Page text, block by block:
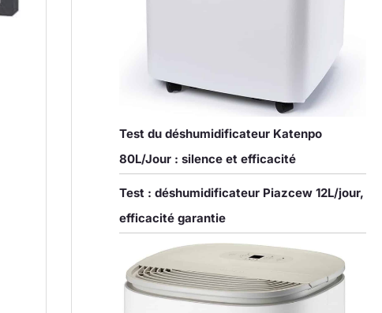
Test du déshumidificateur Katenpo
80L/Jour : silence et efficacité
Test : déshumidificateur Piazcew 12L/jour,
efficacité garantie